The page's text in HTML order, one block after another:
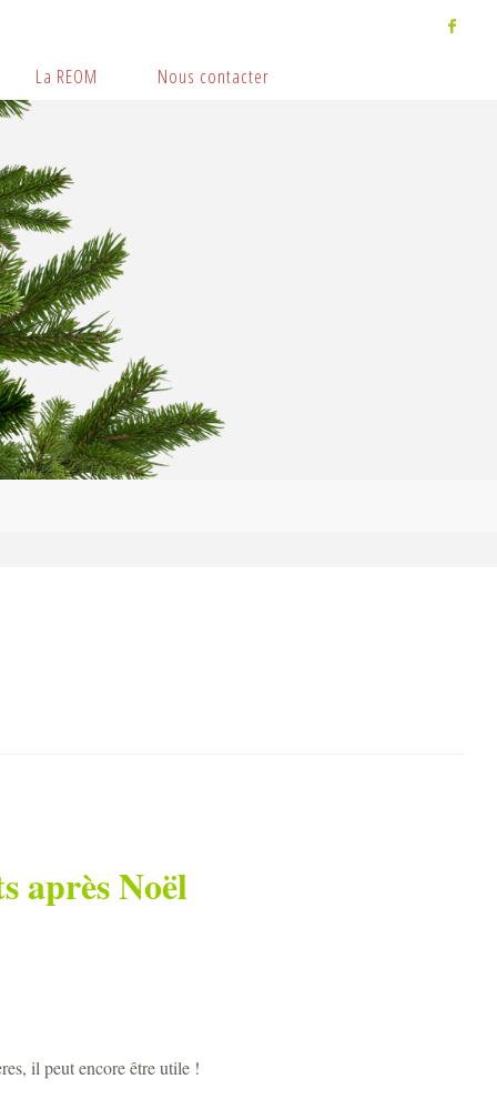
La REOM Nous contacter
après Noël
il peut encore être utile !